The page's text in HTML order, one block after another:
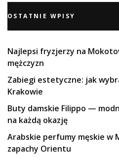
OSTATNIE WPISY
Najlepsi fryzjerzy na
mężczyzn
Zabiegi estetyczne: jak
Krakowie
Buty damskie Filippo —
na każdą okazję
Arabskie perfumy męskie w
zapachy Orientu